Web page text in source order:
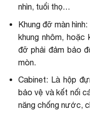
nhìn, tuổi thọ…
Khung đỡ màn
khung nhôm, hoặc
đỡ phải đảm bảo
mòn.
Cabinet: Là hộp
bảo vệ và kết nối
năng chống nước,